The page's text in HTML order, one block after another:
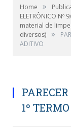
Home »
ELETRÔNICO
material de
diversos) »
ADITIVO
1º